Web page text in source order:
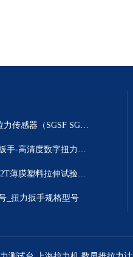
20T乌鲁木齐推拉力传感器（SGSF SGZF SGLF）
高精度数显扭力扳手-高清度数字扭力距扳手
塑料薄膜拉力机|2T薄膜塑料拉伸试验机厂家
_扭力扳手规格型号